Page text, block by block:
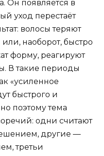
Он появляется в
уход перестаёт
волосы теряют
наоборот, быстро
форму, реагируют
В такие периоды
«усиленное
быстрого и
поэтому тема
одни считают
другие —
третьи